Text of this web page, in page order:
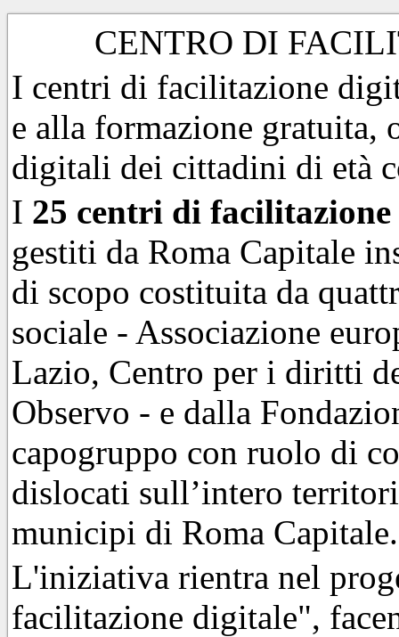
CENTRO DI
I centri di facilitazione
e alla formazione gratuita,
digitali dei cittadini di età
I 25 centri di
gestiti da Roma Capitale
di scopo costituita da
sociale - Associazione
Lazio, Centro per i diritti
Observo - e dalla
capogruppo con ruolo di
dislocati sull’intero
municipi di Roma Capitale.
L'iniziativa rientra nel
facilitazione digitale",